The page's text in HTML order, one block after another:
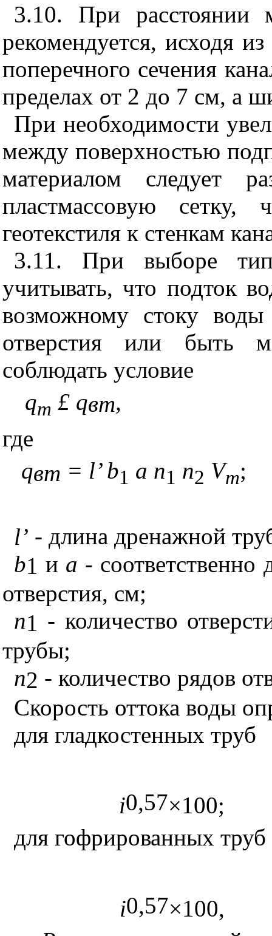
3.10. При
рекомендуется, исходя
поперечного сечения
пределах от 2 до 7 см, а
При необходимости
между поверхностью
материалом следует
пластмассовую сетку,
геотекстиля к стенкам
3.11. При выборе
учитывать, что подток
возможному стоку
отверстия или быть
соблюдать условие
qm £ qвт,
где
qвт = l’ b1 a n1 n2 Vm;
l’ - длина дренажной
b1 и a -
отверстия, см;
n1 - количество
трубы;
n2 - количество рядов
Скорость оттока воды
для гладкостенных труб
i0,57×100;
для гофрированных труб
i0,57×100,